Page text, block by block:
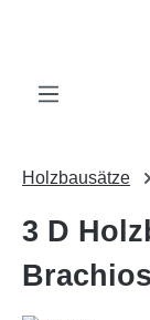
Zum Hauptinhalt
Holzbausätze
3 D